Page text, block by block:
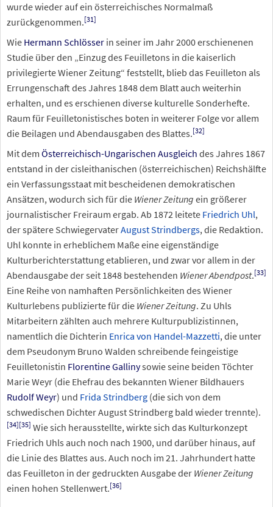
wurde wieder auf ein österreichisches Normalmaß
zurückgenommen.[31]
Wie Hermann Schlösser in seiner im Jahr 2000 erschienenen
Studie über den „Einzug des Feuilletons in die kaiserlich
privilegierte Wiener Zeitung“ feststellt, blieb das Feuilleton als
Errungenschaft des Jahres 1848 dem Blatt auch weiterhin
erhalten, und es erschienen diverse kulturelle Sonderhefte.
Raum für Feuilletonistisches boten in weiterer Folge vor allem
die Beilagen und Abendausgaben des Blattes.[32]
Mit dem Österreichisch-Ungarischen Ausgleich des Jahres 1867
entstand in der cisleithanischen (österreichischen) Reichshälfte
ein Verfassungsstaat mit bescheidenen demokratischen
Ansätzen, wodurch sich für die Wiener Zeitung ein größerer
journalistischer Freiraum ergab. Ab 1872 leitete Friedrich Uhl,
der spätere SchwiegervaterAugust Strindbergs, die Redaktion.
Uhl konnte in erheblichem Maße eine eigenständige
Kulturberichterstattung etablieren, und zwar vor allem in der
Abendausgabe der seit 1848 bestehenden Wiener Abendpost.[33]
Eine Reihe von namhaften Persönlichkeiten des Wiener
Kulturlebens publizierte für die Wiener Zeitung. Zu Uhls
Mitarbeitern zählten auch mehrere Kulturpublizistinnen,
namentlich die Dichterin Enrica von Handel-Mazzetti, die unter
dem Pseudonym Bruno Walden schreibende feingeistige
Feuilletonistin Florentine Gallinysowie seine beiden Töchter
Marie Weyr (die Ehefrau des bekannten Wiener Bildhauers
Rudolf Weyr) und Frida Strindberg (die sich von dem
schwedischen Dichter August Strindberg bald wieder trennte).
[34][35] Wie sich herausstellte, wirkte sich das Kulturkonzept
Friedrich Uhls auch noch nach 1900, und darüber hinaus, auf
die Linie des Blattes aus. Auch noch im 21. Jahrhundert hatte
das Feuilleton in der gedruckten Ausgabe der Wiener Zeitung
einen hohen Stellenwert.[36]